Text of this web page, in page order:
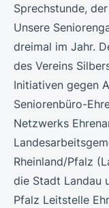
Sprechstunde,
Unsere
dreimal im Jahr.
des Vereins
Initiativen gegen
Seniorenbüro-
Netzwerks
Rheinland/Pfalz
die Stadt Landau
Pfalz Leitstelle